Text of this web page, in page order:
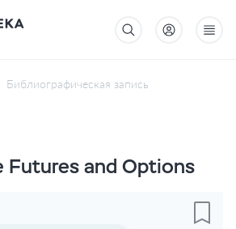
Библиографическая запись
Futures and Options